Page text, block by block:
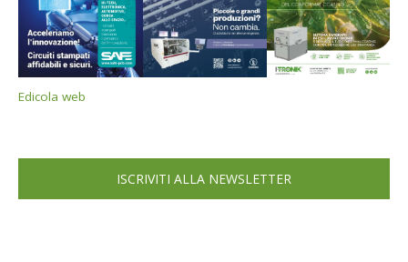
Edicola web
ISCRIVITI ALLA NEWSLETTER